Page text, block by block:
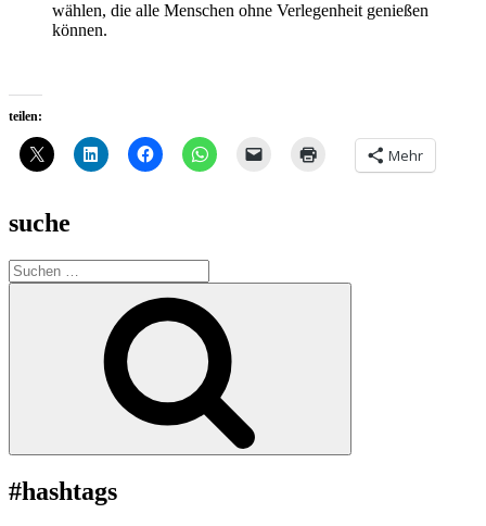
wählen, die alle Menschen ohne Verlegenheit genießen
können.
teilen:
Mehr
suche
Suche
nach:
#hashtags